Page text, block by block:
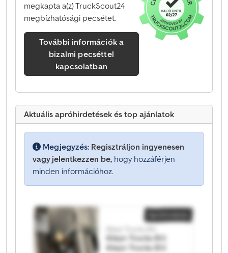
megkapta a(z) TruckScout24
megbízhatósági pecsétet.
További információk a
bizalmi pecséttel
kapcsolatban
Aktuális apróhirdetések és top ajánlatok
Megjegyzés: Regisztráljon ingyenesen
vagy jelentkezzen be, hogy hozzáférjen
minden információhoz.
Kleyn Trucks B.V.
Kleyn Trucks B.V.